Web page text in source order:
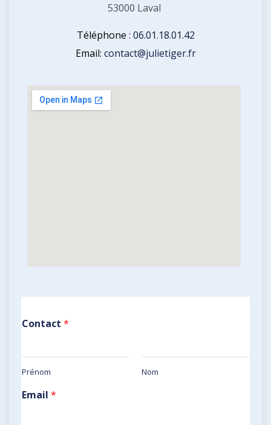
53000 Laval
Téléphone : 06.01.18.01.42
Email: contact@julietiger.fr
Contact *
Prénom Nom
Email *